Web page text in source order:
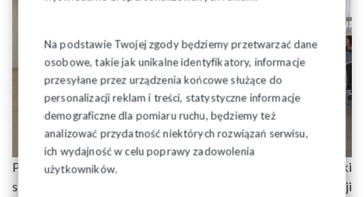
Na podstawie Twojej zgody będziemy przetwarzać dane
osobowe, takie jak unikalne identyfikatory, informacje
przesyłane przez urządzenia końcowe służące do
personalizacji reklam i treści, statystyczne informacje
demograficzne dla pomiaru ruchu, będziemy też
analizować przydatność niektórych rozwiązań serwisu,
ich wydajność w celu poprawy zadowolenia
użytkowników.
Przewodniczący Zarządu Regionu Józef Mozolewski
skierował słowa podziękowania do wszystkich Organizacji